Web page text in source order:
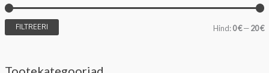
FILTREERI Hind:0 €—20 €